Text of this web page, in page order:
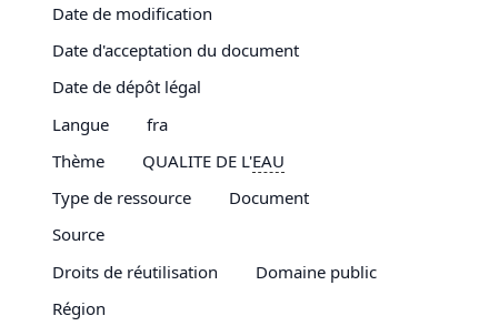
Date de modification
Date d'acceptation du document
Date de dépôt légal
Langue
fra
Thème
QUALITE DE L'EAU
Type de ressource
Document
Source
Droits de réutilisation
Domaine public
Région